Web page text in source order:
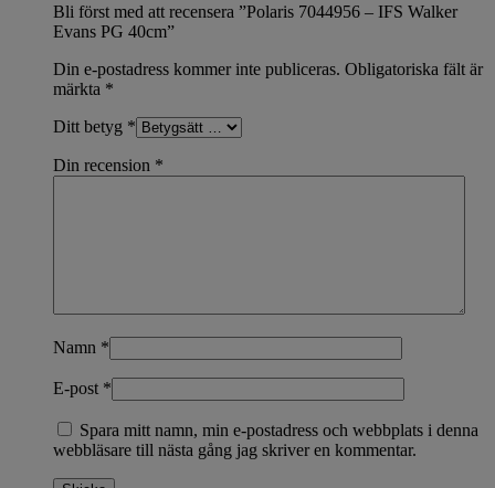
Bli först med att recensera ”Polaris 7044956 – IFS Walker
Evans PG 40cm”
Din e-postadress kommer inte publiceras. Obligatoriska fält är
märkta *
Ditt betyg *
Din recension *
Namn *
E-post *
Spara mitt namn, min e-postadress och webbplats i denna
webbläsare till nästa gång jag skriver en kommentar.